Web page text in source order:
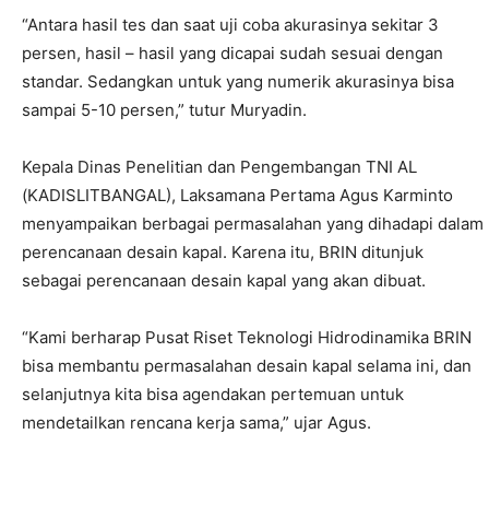
“Antara hasil tes dan saat uji coba akurasinya sekitar 3
persen, hasil – hasil yang dicapai sudah sesuai dengan
standar. Sedangkan untuk yang numerik akurasinya bisa
sampai 5-10 persen,” tutur Muryadin.
Kepala Dinas Penelitian dan Pengembangan TNI AL
(KADISLITBANGAL), Laksamana Pertama Agus Karminto
menyampaikan berbagai permasalahan yang dihadapi dalam
perencanaan desain kapal. Karena itu, BRIN ditunjuk
sebagai perencanaan desain kapal yang akan dibuat.
“Kami berharap Pusat Riset Teknologi Hidrodinamika BRIN
bisa membantu permasalahan desain kapal selama ini, dan
selanjutnya kita bisa agendakan pertemuan untuk
mendetailkan rencana kerja sama,” ujar Agus.